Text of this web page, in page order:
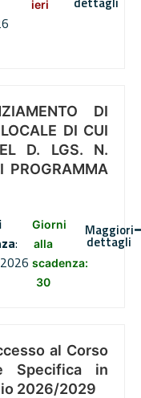
ieri
DI
DI CUI
D. LGS. N.
PROGRAMMA
:
Giorni
alla
scadenza:
30
Maggiori
dettagli
al Corso
Specifica in
2026/2029